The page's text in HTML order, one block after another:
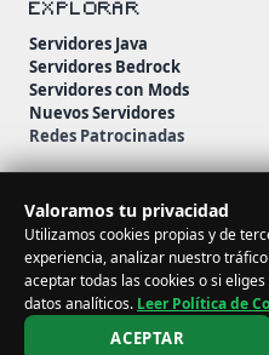
Valoramos tu privacidad
Utilizamos cookies propias y de
experiencia, analizar nuestro
aceptar todas las cookies o si
datos analíticos. Leer Política de
ACEPTAR
EXPLORAR
Servidores Java
Servidores Bedrock
Servidores con Mods
Nuevos Servidores
Redes Patrocinadas
© 2026 MineServidores.